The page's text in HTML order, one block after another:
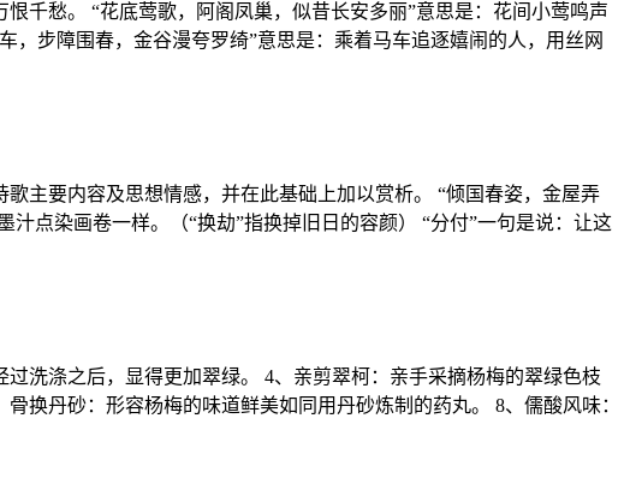
千愁。 “花底莺歌，阿阁凤巢，似昔长安多丽”意思是：花间小莺鸣声
步障围春，金谷漫夸罗绮”意思是：乘着马车追逐嬉闹的人，用丝网
主要内容及思想情感，并在此基础上加以赏析。 “倾国春姿，金屋弄
点染画卷一样。（“换劫”指换掉旧日的容颜） “分付”一句是说：让这
洗涤之后，显得更加翠绿。 4、亲剪翠柯：亲手采摘杨梅的翠绿色枝
换丹砂：形容杨梅的味道鲜美如同用丹砂炼制的药丸。 8、儒酸风味：